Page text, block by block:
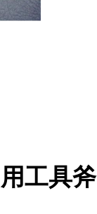
工具斧